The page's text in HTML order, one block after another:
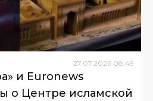
27.07.2026 08:49
и Euronews
о Центре исламской